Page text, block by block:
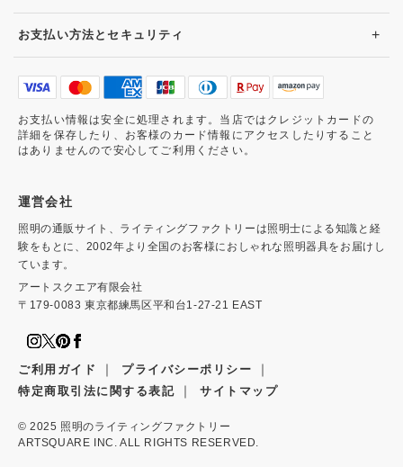
お支払い方法とセキュリティ +
お支払い情報は安全に処理されます。当店ではクレジットカードの
詳細を保存したり、お客様のカード情報にアクセスしたりすること
はありませんので安心してご利用ください。
運営会社
照明の通販サイト、ライティングファクトリーは照明士による知識と経
験をもとに、2002年より全国のお客様におしゃれな照明器具をお届けし
ています。
アートスクエア有限会社
〒179-0083 東京都練馬区平和台1-27-21 EAST
ご利用ガイド ｜ プライバシーポリシー ｜
特定商取引法に関する表記 ｜ サイトマップ
© 2025 照明のライティングファクトリー
ARTSQUARE INC. ALL RIGHTS RESERVED.